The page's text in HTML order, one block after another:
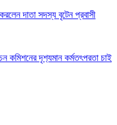
দাতা সদস্য বৃটেন প্রবাসী
কমিশনের দৃশ‍্যমান কর্মতৎপরতা চাই